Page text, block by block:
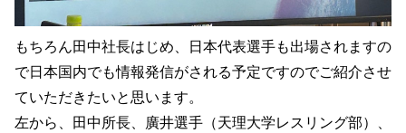
もちろん田中社長はじめ、日本代表選手も出場されますの
で日本国内でも情報発信がされる予定ですのでご紹介させ
ていただきたいと思います。
左から、田中所長、廣井選手（天理大学レスリング部）、